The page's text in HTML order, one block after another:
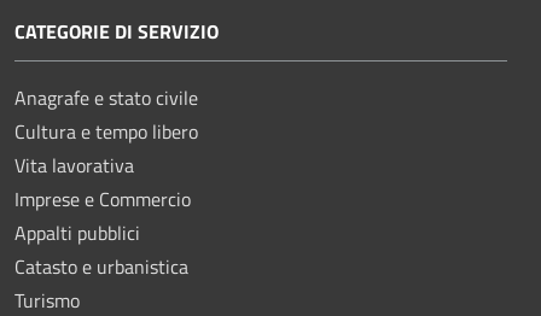
CATEGORIE DI SERVIZIO
Anagrafe e stato civile
Cultura e tempo libero
Vita lavorativa
Imprese e Commercio
Appalti pubblici
Catasto e urbanistica
Turismo